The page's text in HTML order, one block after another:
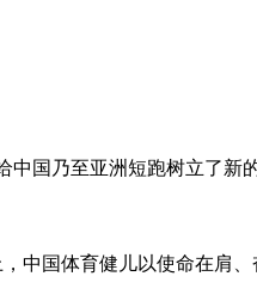
乃至亚洲短跑树立了新
国体育健儿以使命在肩